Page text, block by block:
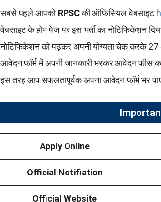
सबसे पहले आपकोRPSCकी ऑफिसियल वेबसाइट
वेबसाइट के होम पेज पर इस भर्ती का नोटिफिकेशन
नोटिफिकेशन को पढ़कर अपनी योग्यता चेक करके
आवेदन फॉर्म में अपनी जानकारी भरकर आवेदन फीस
इस तरह आप सफलतापूर्वक अपना आवेदन फॉर्म भर
Apply Online
Official Notifiation
Official Website